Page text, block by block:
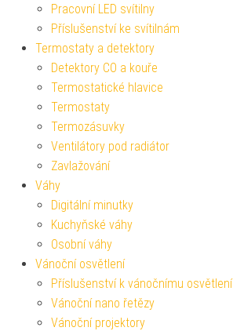
Pracovní LED svítilny
Příslušenství ke svítilnám
Termostaty a detektory
Detektory CO a kouře
Termostatické hlavice
Termostaty
Termozásuvky
Ventilátory pod radiátor
Zavlažování
Váhy
Digitální minutky
Kuchyňské váhy
Osobní váhy
Vánoční osvětlení
Příslušenství k vánočnímu osvětlení
Vánoční nano řetězy
Vánoční projektory